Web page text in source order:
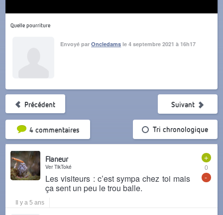
Quelle pourriture
Envoyé parOncledams le 4 septembre 2021 à 16h17
Précédent
4 commentairesTri par popularité Tri chronologique
Suivant
+
0
-
Flaneur
Ver TikToké
Les visiteurs : c’est sympa chez toi mais
ça sent un peu le trou balle.
Il y a 5 ans